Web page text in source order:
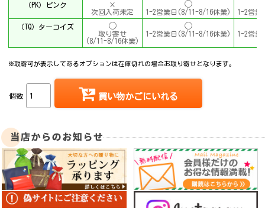
（PK）ピンク
×
次回入荷未定
1-2営業日(8/11-8/16休業) 1-2営
（TQ）ターコイズ
取り寄せ
(8/11-8/16休業)
1-2営業日(8/11-8/16休業) 1-2営
※取寄可が表示してあるオプションは在庫切れの場合お取り寄せとなります。
個数 買い物かごにいれる